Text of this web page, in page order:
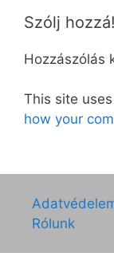
Szólj hozzá!
Hozzászólás
This site
how your
Rólunk